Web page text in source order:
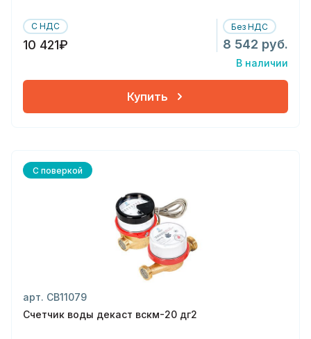
С НДС
10 421₽
Без НДС
8 542 руб.
В наличии
Купить
С поверкой
арт. СВ11079
Счетчик воды декаст вскм-20 дг2